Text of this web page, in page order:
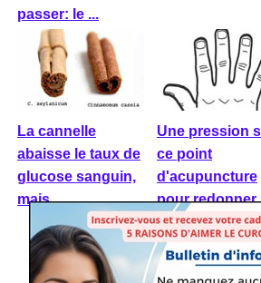
passer: le ...
La cannelle
abaisse le taux de
glucose sanguin,
mais ...
Une pression
ce point
d'acupuncture
pour redonner